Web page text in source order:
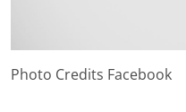
Photo Credits Facebook